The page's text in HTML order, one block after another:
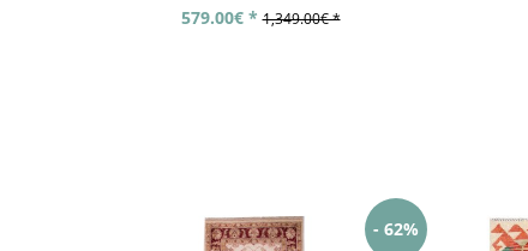
579.00€ * 1,349.00€ *
- 62%